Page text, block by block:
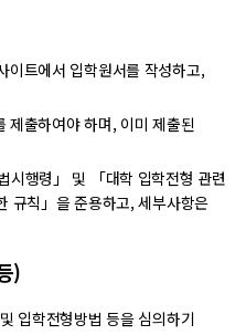
트에서 입학원서를 작성하고,
출하여야 하며, 이미 제출된
행령」 및 「대학 입학전형 관련
규칙」을 준용하고, 세부사항은
)
입학전형방법 등을 심의하기